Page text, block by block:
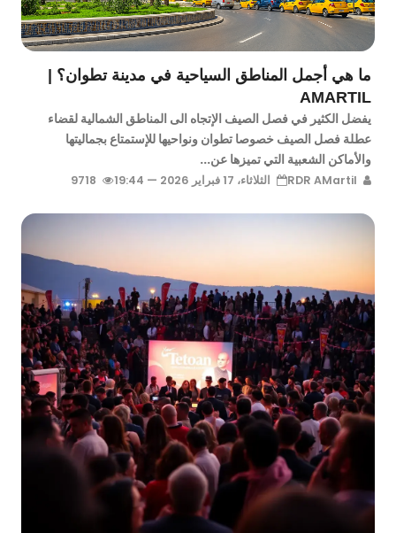
ما هي أجمل المناطق السياحية في مدينة تطوان؟ |
AMARTIL
يفضل الكثير في فصل الصيف الإتجاه الى المناطق الشمالية لقضاء
عطلة فصل الصيف خصوصا تطوان ونواحيها للإستمتاع بجماليتها
والأماكن الشعبية التي تميزها عن...
الثلاثاء، 17 فبراير 2026 — 19:44